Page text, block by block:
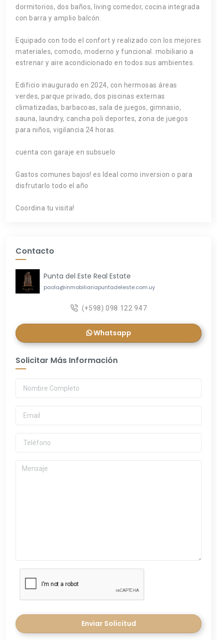
dormitorios, dos baños, living comedor, cocina integrada
con barra y amplio balcón.
Equipado con todo el confort y realizado con los mejores
materiales, comodo, moderno y funcional. mobiliario a
estrenar y aire acondicionado en todos sus ambientes.
Edificio inaugurado en 2024, con hermosas áreas
verdes, parque privado, dos piscinas externas
climatizadas, barbacoas, sala de juegos, gimnasio,
sauna, laundry, cancha poli deportes, zona de juegos
para niños, vigilancia 24 horas.
cuenta con garaje en subsuelo
Gastos comunes bajos! es Ideal como inversion o para
disfrutarlo todo el año
Coordina tu visita!
Contacto
Punta del Este Real Estate
paola@inmobiliariapuntadeleste.com.uy
(+598) 098 122 947
Whatsapp
Solicitar Más Información
Enviar Solicitud